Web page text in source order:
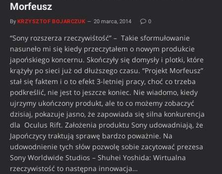
Morfeusz
By KRZYSZTOF BOJARCZUK 20 marca, 2014 0
“Sony rozszerza rzeczywiśtość” – Takie sformułowanie
nasuneło mi się kiedy przeczytałem o nowym produkcie
japońskiego koncernu. Skończyły się domysły i plotki, które
krążyły po sieci już od dłuższego czasu. “Projekt Morfeusz”
stał się faktem i o to efekt 3-letniej pracy, choć co trzeba
podkreślić, nie jest to jeszcze koniec. Nie wiadomo, kiedy
ujrzymy ukończony produkt, ale to co możemy zobaczyć
dzisiaj, pokazuje jasno, że zapowiada się silna konkurencja
dla Oculus Rift. Założenia produktu Sony udowadniają, że
Japończycy traktują sprawę bardzo poważnie. Na
udowodnienie tych słów pozwolę sobie zacytować prezesa
Sony Worldwide Studios – Shuhei Yoshida: Wirtualna
rzeczywistość to następna innowacja…